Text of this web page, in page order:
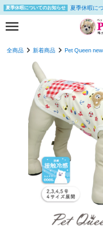
夏季休暇についてのお知らせ 夏季休暇に
全商品 新着商品 Pet Queen